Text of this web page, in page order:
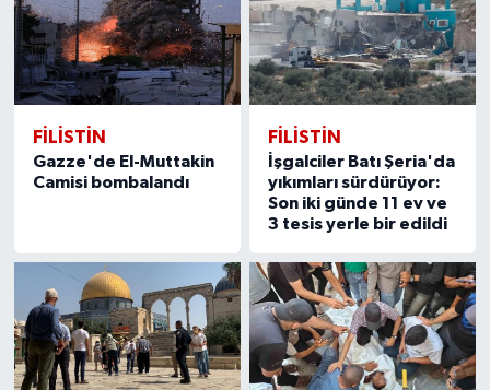
FILISTIN
Gazze'de El-Muttakin
Camisi bombalandı
FILISTIN
İşgalciler Batı Şeria'da
yıkımları sürdürüyor:
Son iki günde 11 ev ve
3 tesis yerle bir edildi